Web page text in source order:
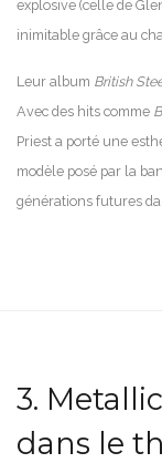
explosive (celle de
inimitable grâce au
Leur album British
Avec des hits comme
Priest a porté une
modèle posé par la
générations futures
3.
dans le